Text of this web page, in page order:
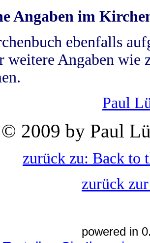
Angaben im
ebenfalls
weitere Angaben wie
Paul
© 2009 by Paul
zurück zu: Back to
zurück
powered in